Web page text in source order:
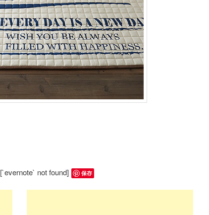
[`evernote` not found] 保存